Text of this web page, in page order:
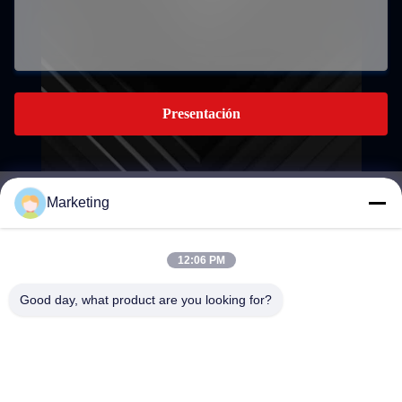
Presentación
marketing@hwashi.com
Marketing
12:06 PM
Good day, what product are you looking for?